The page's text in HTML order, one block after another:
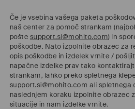
Če je vsebina vašega paketa
naš center za pomoč strankam
pošte support.si@mohito.com) in
poškodbe. Nato izpolnite obrazec za
opis poškodbe in izdelek vrnite /
napačne izdelke prav tako
strankam, lahko preko spletnega
support.si@mohito.com ali spletnega
naslednjem koraku izpolnite obrazec
situacije in nam izdelke vrnite.